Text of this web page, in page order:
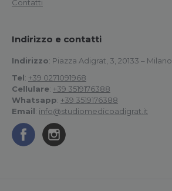
Contatti
Indirizzo e contatti
Indirizzo: Piazza Adigrat, 3, 20133 – Milano
Tel: +39 0271091968
Cellulare: +39 3519176388
Whatsapp: +39 3519176388
Email: info@studiomedicoadigrat.it